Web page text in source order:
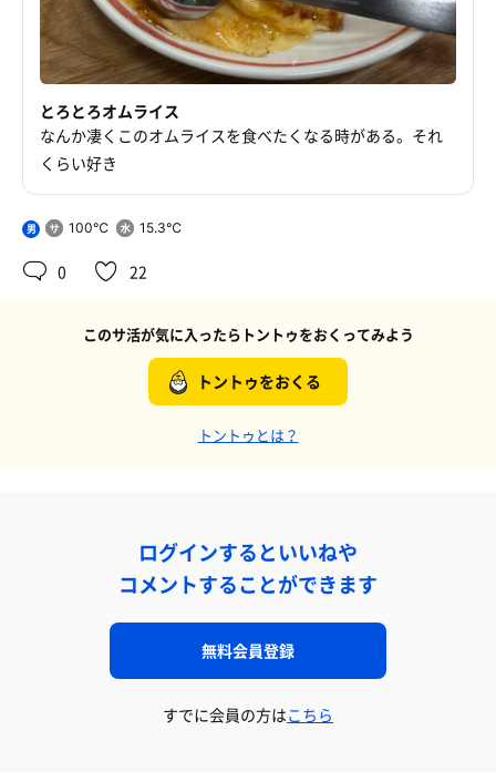
とろとろオムライス
なんか凄くこのオムライスを食べたくなる時がある。それ
くらい好き
男 100℃ 15.3℃
0 22
このサ活が気に入ったらトントゥをおくってみよう
トントゥをおくる
トントゥとは？
ログインするといいねや
コメントすることができます
無料会員登録
すでに会員の方はこちら